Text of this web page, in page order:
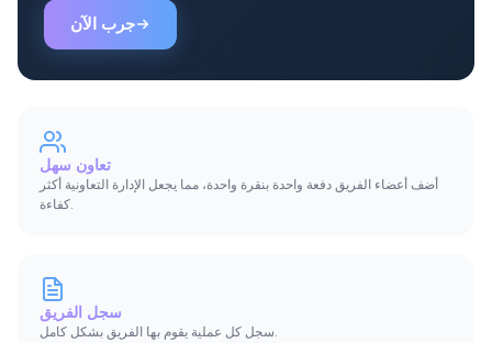
جرب الآن
تعاون سهل
أضف أعضاء الفريق دفعة واحدة بنقرة واحدة، مما يجعل الإدارة التعاونية أكثر
كفاءة.
سجل الفريق
سجل كل عملية يقوم بها الفريق بشكل كامل.